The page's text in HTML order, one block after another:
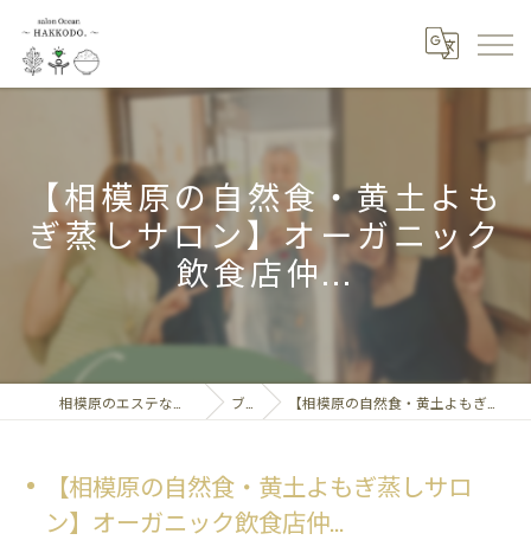
【相模原の自然食・黄土よも
ぎ蒸しサロン】オーガニック
飲食店仲...
ブログ 【相模原の自然食・黄土よもぎ蒸しサロン】オーガニック飲食店仲...
【相模原の自然食・黄土よもぎ蒸しサロ
ン】オーガニック飲食店仲...